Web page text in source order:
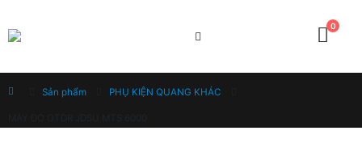
0
Home
Sản phẩm PHỤ KIỆN QUANG KHÁC